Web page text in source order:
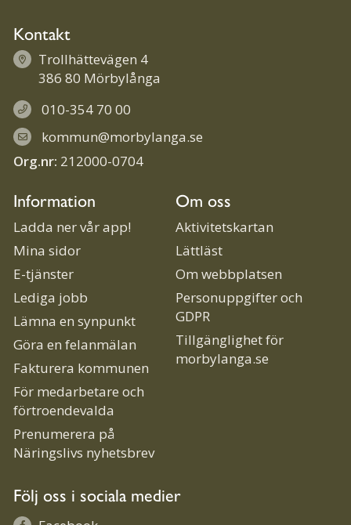
Kontakt
Trollhättevägen 4
386 80 Mörbylånga
010-354 70 00
kommun@morbylanga.se
Org.nr: 212000-0704
Information
Ladda ner vår app!
Mina sidor
E-tjänster
Lediga jobb
Lämna en synpunkt
Göra en felanmälan
Fakturera kommunen
För medarbetare och
förtroendevalda
Prenumerera på
Näringslivs nyhetsbrev
Om oss
Aktivitetskartan
Lättläst
Om webbplatsen
Personuppgifter och
GDPR
Tillgänglighet för
morbylanga.se
Följ oss i sociala medier